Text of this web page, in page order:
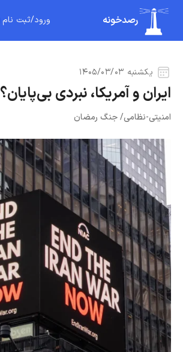
ورود/ثبت نام رصدخونه
یکشنبه ۱۴۰۵/۰۳/۰۳
ایران و آمریکا، نبردی بی‌پایان؟
امنیتی-نظامی/جنگ رمضان